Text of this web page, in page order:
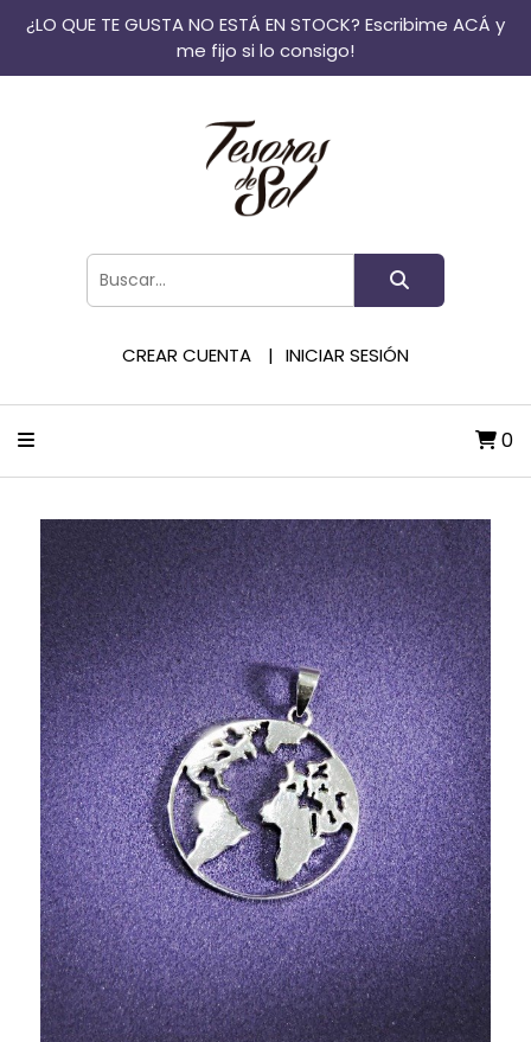
¿LO QUE TE GUSTA NO ESTÁ EN STOCK? Escribime ACÁ y
me fijo si lo consigo!
CREAR CUENTA INICIAR SESIÓN
0